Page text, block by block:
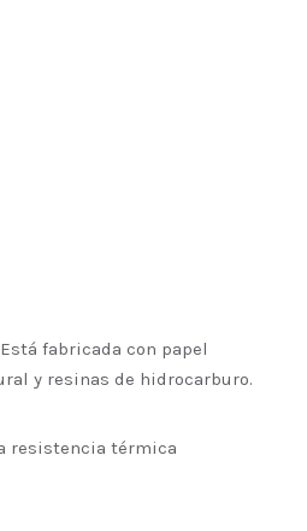
fabricada con papel
y resinas de hidrocarburo.
resistencia térmica